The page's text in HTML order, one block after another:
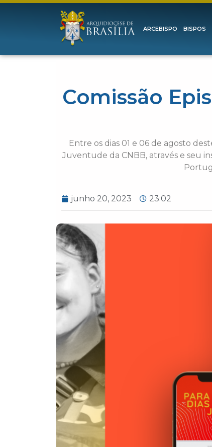
ARCEBISPO BISPOS
Comissão
Entre os dias 01 e 06 de agosto
Juventude da CNBB, através e seu
junho 20, 2023 23:02